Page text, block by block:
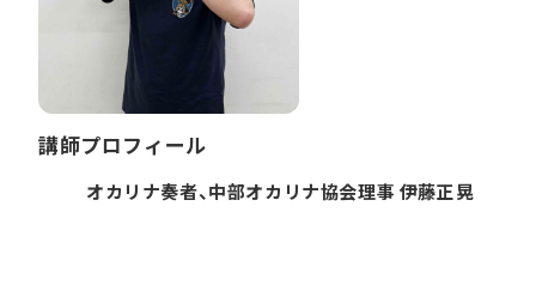
講師プロフィール
オカリナ奏者、中部オカリナ協会理事 伊藤正晃